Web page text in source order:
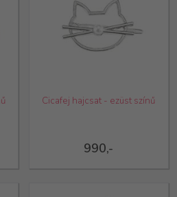
990,-
Cicafej hajcsat - ezüst színű